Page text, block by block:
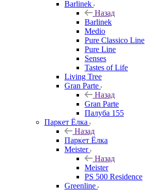
Barlinek
Назад
Barlinek
Medio
Pure Classico Line
Pure Line
Senses
Tastes of Life
Living Tree
Gran Parte
Назад
Gran Parte
Палуба 155
Паркет Ёлка
Назад
Паркет Ёлка
Meister
Назад
Meister
PS 500 Residence
Greenline